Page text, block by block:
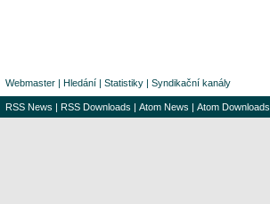
Webmaster | Hledání | Statistiky | Syndikační kanály
RSS News | RSS Downloads | Atom News | Atom Downloads